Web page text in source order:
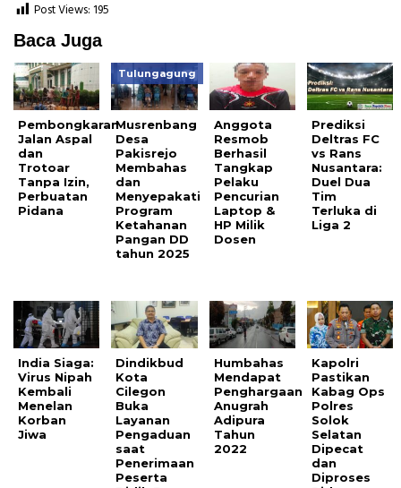
Post Views: 195
Baca Juga
Pembongkaran
Jalan Aspal
dan
Trotoar
Tanpa Izin,
Perbuatan
Pidana
Tulungagung
Musrenbang
Desa
Pakisrejo
Membahas
dan
Menyepakati
Program
Ketahanan
Pangan DD
tahun 2025
Anggota
Resmob
Berhasil
Tangkap
Pelaku
Pencurian
Laptop &
HP Milik
Dosen
Prediksi
Deltras FC
vs Rans
Nusantara:
Duel Dua
Tim
Terluka di
Liga 2
India Siaga:
Virus Nipah
Kembali
Menelan
Korban
Jiwa
Dindikbud
Kota
Cilegon
Buka
Layanan
Pengaduan
saat
Penerimaan
Peserta
Humbahas
Mendapat
Penghargaan
Anugrah
Adipura
Tahun
2022
Kapolri
Pastikan
Kabag Ops
Polres
Solok
Selatan
Dipecat
dan
Diproses